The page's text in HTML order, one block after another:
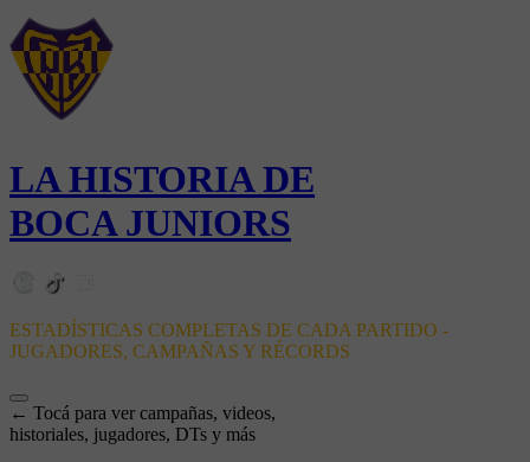
LA HISTORIA DE
BOCA JUNIORS
ESTADÍSTICAS COMPLETAS DE CADA PARTIDO -
JUGADORES, CAMPAÑAS Y RÉCORDS
← Tocá para ver campañas, videos,
historiales, jugadores, DTs y más